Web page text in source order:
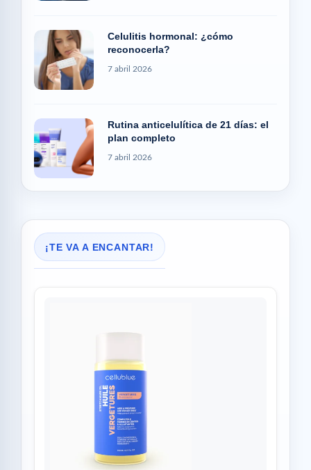
Celulitis hormonal: ¿cómo
reconocerla?
7 abril 2026
Rutina anticelulítica de 21 días: el
plan completo
7 abril 2026
¡TE VA A ENCANTAR!